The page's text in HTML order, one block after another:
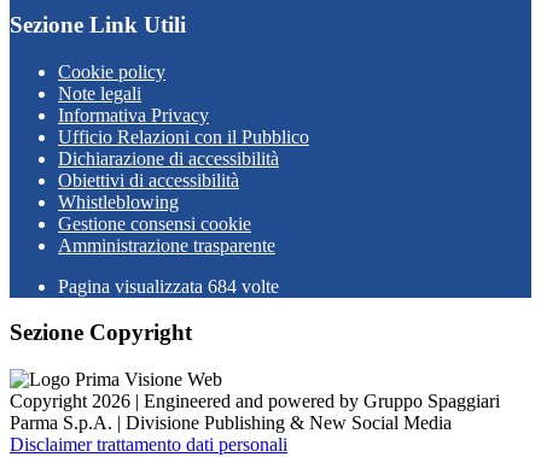
Sezione Link Utili
Cookie policy
Note legali
Informativa Privacy
Ufficio Relazioni con il Pubblico
Dichiarazione di accessibilità
Obiettivi di accessibilità
Whistleblowing
Gestione consensi cookie
Amministrazione trasparente
Pagina visualizzata 684 volte
Sezione Copyright
Copyright 2026 | Engineered and powered by Gruppo Spaggiari
Parma S.p.A. | Divisione Publishing & New Social Media
Disclaimer trattamento dati personali